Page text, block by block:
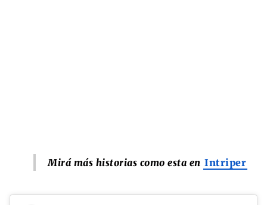
Mirá más historias como esta en Intriper